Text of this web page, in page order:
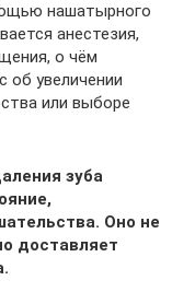
нашатырного
анестезия,
о чём
об увеличении
или выборе
зуба
Оно не
доставляет